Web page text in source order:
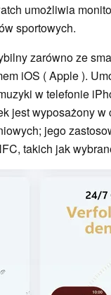
umożliwia
sportowych.
zarówno ze
iOS ( Apple ).
w telefonie
jest wyposażony
jego
takich jak